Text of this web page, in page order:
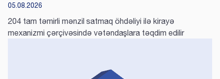
05.08.2026
204 tam təmirli mənzil satmaq öhdəliyi ilə kirayə
mexanizmi çərçivəsində vətəndaşlara təqdim edilir